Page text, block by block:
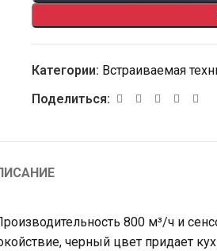
Категории: Встраиваемая
Поделиться:
800 м³/ч и
черный цвет придает